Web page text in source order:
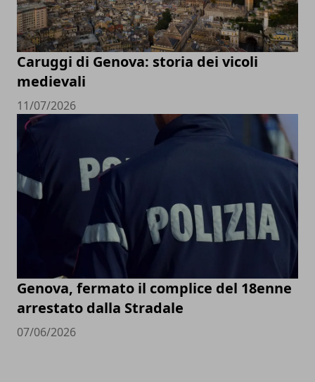
Caruggi di Genova: storia dei vicoli
medievali
11/07/2026
Genova, fermato il complice del 18enne
arrestato dalla Stradale
07/06/2026